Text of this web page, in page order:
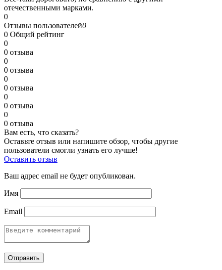
отечественными марками.
0
Отзывы пользователей0
0 Общий рейтинг
0
0 отзыва
0
0 отзыва
0
0 отзыва
0
0 отзыва
0
0 отзыва
Вам есть, что сказать?
Оставьте отзыв или напишите обзор, чтобы другие
пользователи смогли узнать его лучше!
Оставить отзыв
Ваш адрес email не будет опубликован.
Имя
Email